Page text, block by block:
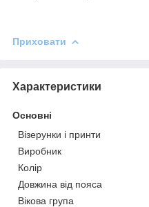
Приховати
Характеристики
Основні
Візерунки і принти
Виробник
Колір
Довжина від пояса
Вікова група